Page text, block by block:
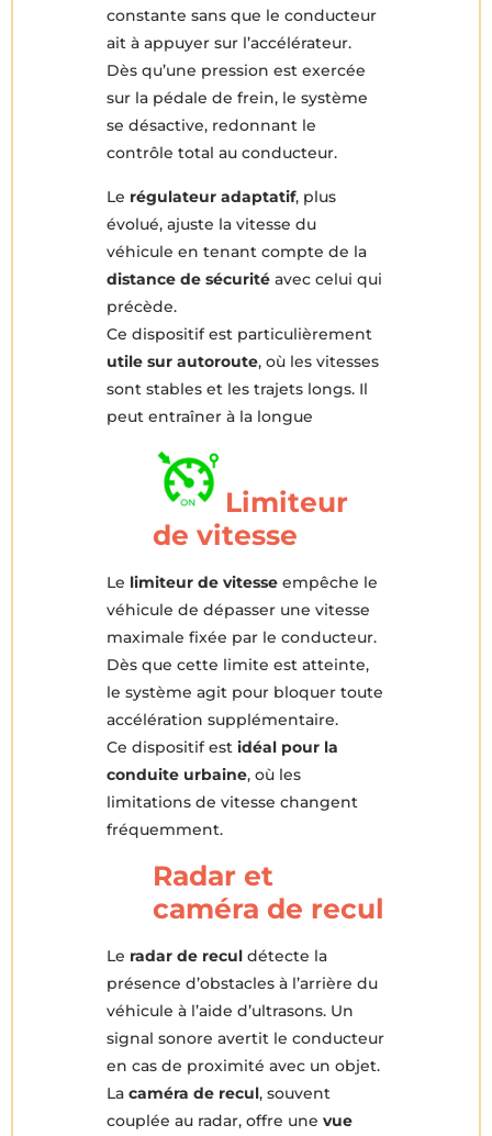
constante sans que le conducteur
ait à appuyer sur l’accélérateur.
Dès qu’une pression est exercée
sur la pédale de frein, le système
se désactive, redonnant le
contrôle total au conducteur.
Le régulateur adaptatif, plus
évolué, ajuste la vitesse du
véhicule en tenant compte de la
distance de sécurité avec celui qui
précède.
Ce dispositif est particulièrement
utile sur autoroute, où les vitesses
sont stables et les trajets longs. Il
peut entraîner à la longue
Limiteur
de vitesse
Le limiteur de vitesse empêche le
véhicule de dépasser une vitesse
maximale fixée par le conducteur.
Dès que cette limite est atteinte,
le système agit pour bloquer toute
accélération supplémentaire.
Ce dispositif est idéal pour la
conduite urbaine, où les
limitations de vitesse changent
fréquemment.
Radar et
caméra de recul
Le radar de recul détecte la
présence d’obstacles à l’arrière du
véhicule à l’aide d’ultrasons. Un
signal sonore avertit le conducteur
en cas de proximité avec un objet.
La caméra de recul, souvent
couplée au radar, offre une vue